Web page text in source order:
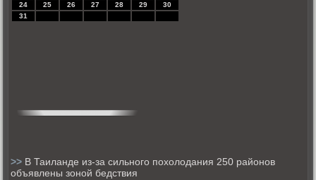
24
25 26 27 28 29
30
31
>> В Таиланде из-за сильного похолодания 250 районов
объявлены зоной бедствия